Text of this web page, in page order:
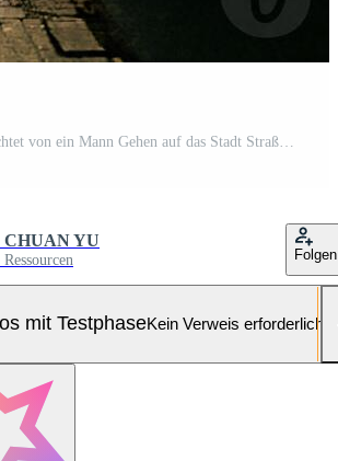
CHUAN YU
Folgen
mit TestphaseKein Verweis erforderlich